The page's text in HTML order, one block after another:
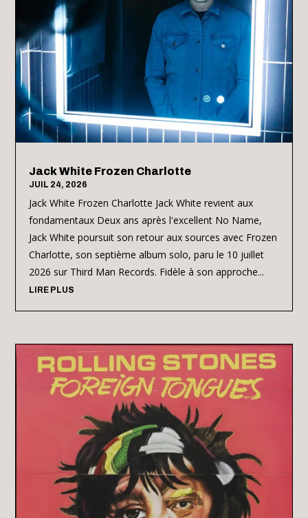
Jack White Frozen Charlotte
JUIL 24, 2026
Jack White Frozen Charlotte Jack White revient aux
fondamentaux Deux ans après l'excellent No Name,
Jack White poursuit son retour aux sources avec Frozen
Charlotte, son septième album solo, paru le 10 juillet
2026 sur Third Man Records. Fidèle à son approche...
LIRE PLUS